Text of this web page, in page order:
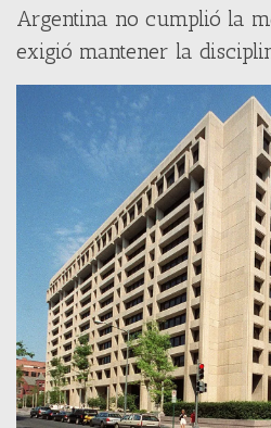
Argentina no cumplió la
exigió mantener la